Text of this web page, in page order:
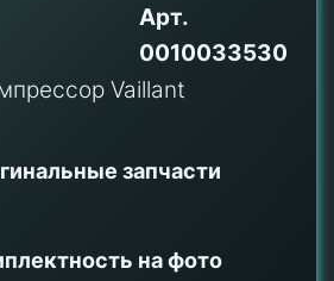
Арт.
0010033530
запчасти
на фото